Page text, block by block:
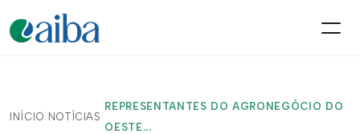
INÍCIO/ NOTÍCIAS /
REPRESENTANTES DO AGRONEGÓCIO DO
OESTE...